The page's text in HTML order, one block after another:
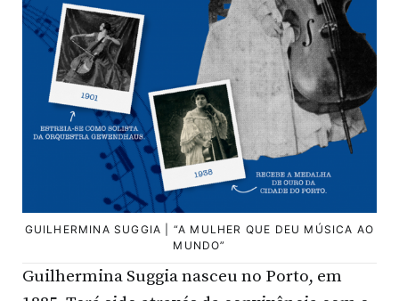
GUILHERMINA SUGGIA | “A MULHER QUE DEU MÚSICA AO
MUNDO”
Guilhermina Suggia nasceu no Porto, em